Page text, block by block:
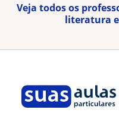
Veja todos os
literatura